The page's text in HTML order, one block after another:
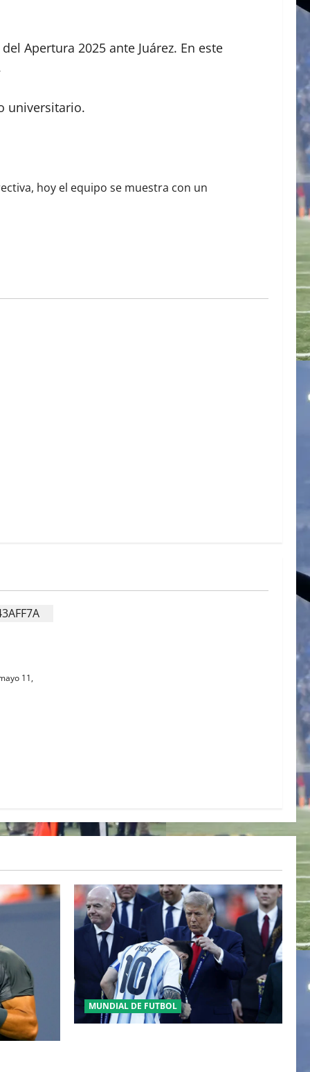
Apertura 2025 ante Juárez. En este
universitario.
hoy el equipo se muestra con un
11,
MUNDIAL DE FUTBOL